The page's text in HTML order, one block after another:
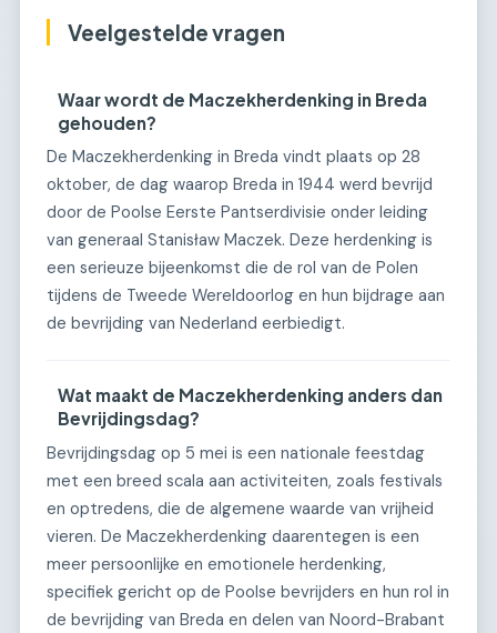
Veelgestelde vragen
Waar wordt de Maczekherdenking in Breda
gehouden?
De Maczekherdenking in Breda vindt plaats op 28
oktober, de dag waarop Breda in 1944 werd bevrijd
door de Poolse Eerste Pantserdivisie onder leiding
van generaal Stanisław Maczek. Deze herdenking is
een serieuze bijeenkomst die de rol van de Polen
tijdens de Tweede Wereldoorlog en hun bijdrage aan
de bevrijding van Nederland eerbiedigt.
Wat maakt de Maczekherdenking anders dan
Bevrijdingsdag?
Bevrijdingsdag op 5 mei is een nationale feestdag
met een breed scala aan activiteiten, zoals festivals
en optredens, die de algemene waarde van vrijheid
vieren. De Maczekherdenking daarentegen is een
meer persoonlijke en emotionele herdenking,
specifiek gericht op de Poolse bevrijders en hun rol in
de bevrijding van Breda en delen van Noord-Brabant